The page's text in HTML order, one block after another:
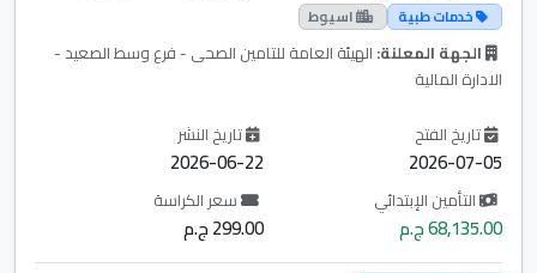
خدمات طبية اسيوط
الجهة المعلنة: الهيئة العامة للتامين الصحى - فرع وسط الصعيد -
الادارة المالية
تاريخ الفتح
2026-07-05
تاريخ النشر
2026-06-22
التأمين الإبتدائي
68,135.00 ج.م
سعر الكراسة
299.00 ج.م